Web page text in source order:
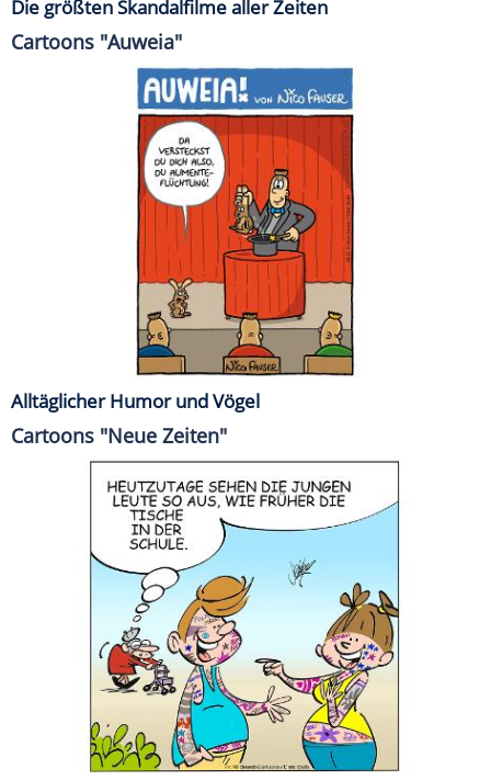
Die größten Skandalfilme aller Zeiten
Cartoons "Auweia"
Alltäglicher Humor und Vögel
Cartoons "Neue Zeiten"